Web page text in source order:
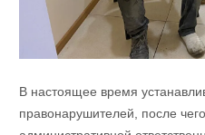
В настоящее время
правонарушителей, после